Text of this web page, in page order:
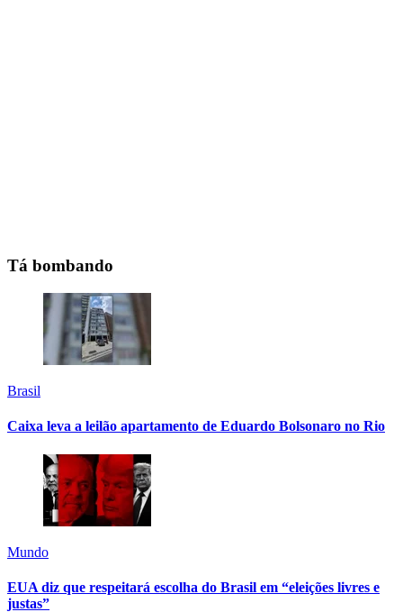
Tá bombando
Brasil
Caixa leva a leilão apartamento de Eduardo Bolsonaro no Rio
Mundo
EUA diz que respeitará escolha do Brasil em “eleições livres e
justas”